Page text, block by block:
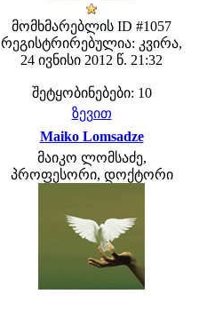
მომხმარებლის ID #1057
რეგისტრირებულია: კვირა,
24 ივნისი 2012 წ. 21:32
შეტყობინებები: 10
ზევით
Maiko Lomsadze
მაიკო ლომსაძე,
პროფესორი, დოქტორი